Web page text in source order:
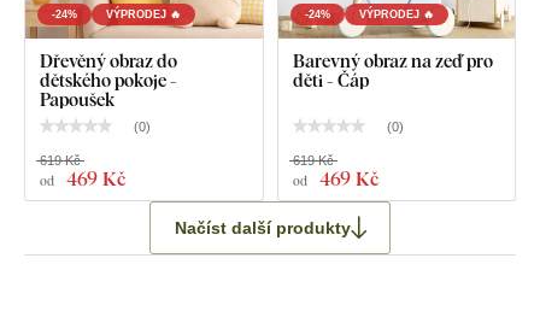
-24% VÝPRODEJ 🔥
Dřevěný obraz do
dětského pokoje -
Papoušek
(0)
od 469 Kč
619 Kč
-24% VÝPRODEJ 🔥
Barevný obraz na zeď pro
děti - Čáp
(0)
od 469 Kč
619 Kč
Načíst další produkty